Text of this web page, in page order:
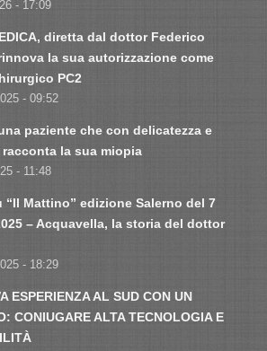
- 17:09
diretta dal dottor Federico
la sua autorizzazione come
PC2
- 09:52
paziente che con delicatezza e
la sua miopia
- 11:48
“Il Mattino” edizione Salerno del 7
– Acquavella, la storia del dottor
- 18:29
ESPERIENZA AL SUD CON UN
CONIUGARE ALTA TECNOLOGIA E